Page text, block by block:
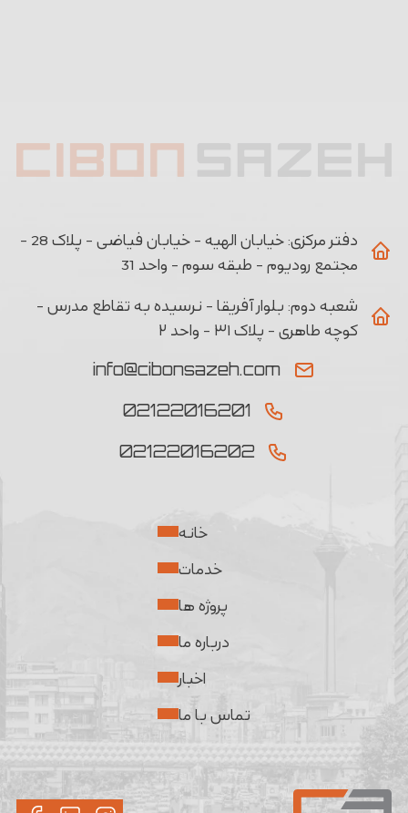
دفتر مرکزی:
خیابان الهیه - خیابان فیاضی - پلاک 28 -
مجتمع رودیوم - طبقه سوم - واحد 31
شعبه دوم: بلوار آفریقا - نرسیده به تقاطع مدرس -
کوچه طاهری - پلاک ۳۱ - واحد ۲
info@cibonsazeh.com
02122016201
02122016202
خانه
خدمات
پروژه ها
درباره ما
اخبار
تماس با ما